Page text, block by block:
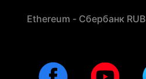
Ethereum - Сбербанк RUB